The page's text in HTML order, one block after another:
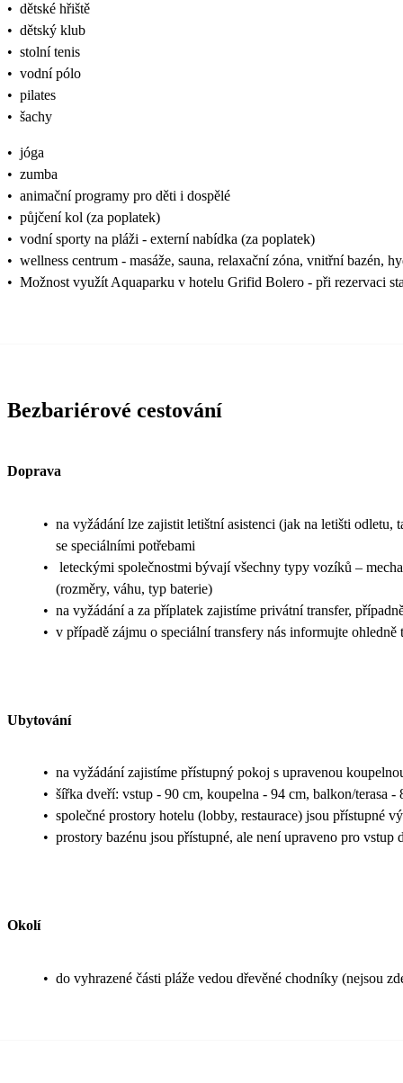
• dětské hřiště
• dětský klub
• stolní tenis
• vodní pólo
• pilates
• šachy
• jóga
• zumba
• animační programy pro děti i dospělé
• půjčení kol (za poplatek)
• vodní sporty na pláži - externí nabídka (za poplatek)
• wellness centrum - masáže, sauna, relaxační zóna, vnitřní bazén,
• Možnost využít Aquaparku v hotelu Grifid Bolero - při rezervaci
Bezbariérové cestování
Doprava
• na vyžádání lze zajistit letištní asistenci (jak na letišti odletu,
se speciálními potřebami
•
leteckými společnostmi bývají všechny typy vozíků –
(rozměry, váhu, typ baterie)
• na vyžádání a za příplatek zajistíme privátní transfer,
• v případě zájmu o speciální transfery nás informujte
Ubytování
• na vyžádání zajistíme přístupný pokoj s upravenou
• šířka dveří: vstup - 90 cm, koupelna - 94 cm, balkon/terasa -
• společné prostory hotelu (lobby, restaurace) jsou přístupné
• prostory bazénu jsou přístupné, ale není upraveno pro vstup
Okolí
• do vyhrazené části pláže vedou dřevěné chodníky (nejsou